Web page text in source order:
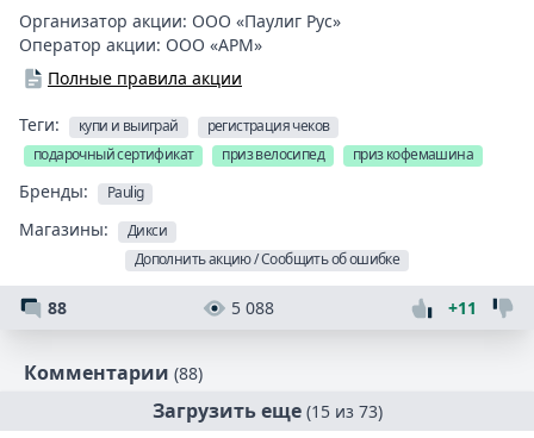
Организатор акции: ООО «Паулиг Рус»
Оператор акции: ООО «АРМ»
Полные правила акции
Теги: купи и выиграй
регистрация чеков
подарочный сертификат
приз велосипед приз кофемашина
Бренды: Paulig
Магазины:
Дикси
Дополнить акцию / Сообщить об ошибке
88 5 088 +11
Комментарии (88)
Загрузить еще (15 из 73)